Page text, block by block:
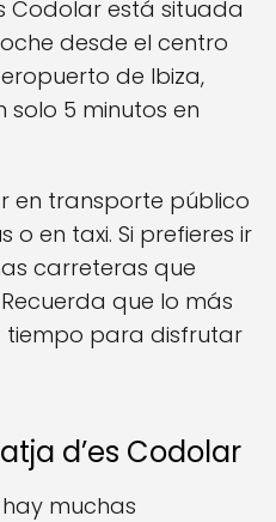
Codolar está situada
desde el centro
de Ibiza,
solo 5 minutos en
en transporte público
en taxi. Si prefieres ir
carreteras que
que lo más
para disfrutar
d’es Codolar
hay muchas